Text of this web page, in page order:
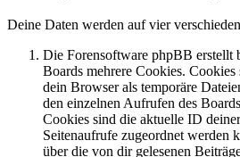
Deine Daten werden auf vier
Die Forensoftware phpBB erstellt
Boards mehrere Cookies.
dein Browser als temporäre
den einzelnen Aufrufen des
Cookies sind die aktuelle ID
Seitenaufrufe zugeordnet werden
über die von dir gelesenen